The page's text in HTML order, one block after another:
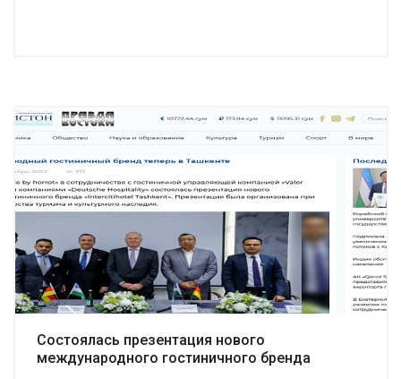
Подробнее
Состоялась презентация нового
международного гостиничного бренда